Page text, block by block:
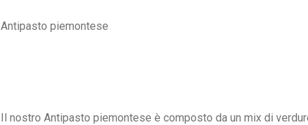
Antipasto piemontese
Il nostro Antipasto piemontese è composto da un mix di